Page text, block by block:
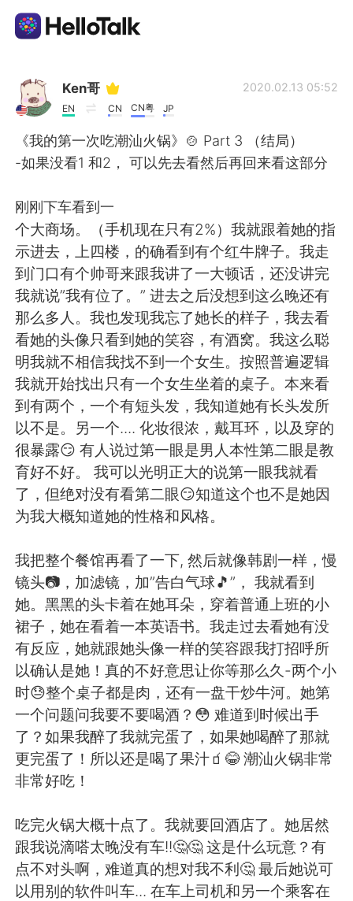
Aplikasi Pertukaran Bahasa
AI Grammar Checker
Indonesia
English 简体中文
繁體中文 Español
العربية Français
Deutsch 日本語
한국어 Русский
ไทย Italiano
Türkçe Tiếng Việt
Português
Ken哥
EN CN CN粤 JP
2020.02.13 05:52
《我的第一次吃潮汕火锅》🍲 Part 3 （结局）
-如果没看1 和2， 可以先去看然后再回来看这部分
刚刚下车看到一
个大商场。（手机现在只有2%）我就跟着她的指
示进去，上四楼，的确看到有个红牛牌子。我走
到门口有个帅哥来跟我讲了一大顿话，还没讲完
我就说”我有位了。” 进去之后没想到这么晚还有
那么多人。我也发现我忘了她长的样子，我去看
看她的头像只看到她的笑容，有酒窝。我这么聪
明我就不相信我找不到一个女生。按照普遍逻辑
我就开始找出只有一个女生坐着的桌子。本来看
到有两个，一个有短头发，我知道她有长头发所
以不是。另一个.... 化妆很浓，戴耳环，以及穿的
很暴露😏 有人说过第一眼是男人本性第二眼是教
育好不好。 我可以光明正大的说第一眼我就看
了，但绝对没有看第二眼😏知道这个也不是她因
为我大概知道她的性格和风格。
我把整个餐馆再看了一下, 然后就像韩剧一样，慢
镜头📷，加滤镜，加”告白气球🎵”， 我就看到
她。黑黑的头卡着在她耳朵，穿着普通上班的小
裙子，她在看着一本英语书。我走过去看她有没
有反应，她就跟她头像一样的笑容跟我打招呼所
以确认是她！真的不好意思让你等那么久-两个小
时😓整个桌子都是肉，还有一盘干炒牛河。她第
一个问题问我要不要喝酒？😳 难道到时候出手
了？如果我醉了我就完蛋了，如果她喝醉了那就
更完蛋了！所以还是喝了果汁🧃😂 潮汕火锅非常
非常好吃！
吃完火锅大概十点了。我就要回酒店了。她居然
跟我说滴嗒太晚没有车!!🤔🤔 这是什么玩意？有
点不对头啊，难道真的想对我不利🤔 最后她说可
以用别的软件叫车... 在车上司机和另一个乘客在